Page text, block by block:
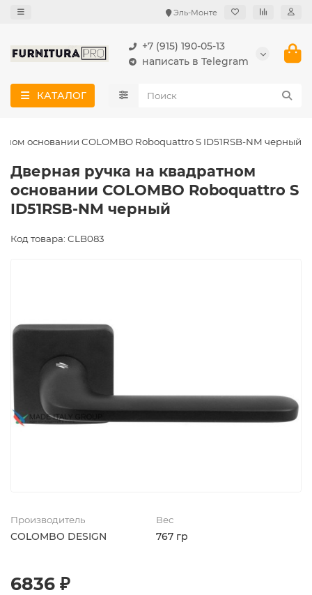
Эль-Монте
+7 (915) 190-05-13
написать в Telegram
КАТАЛОГ
основании COLOMBO Roboquattro S ID51RSB-NM черный
Дверная ручка на квадратном
основании COLOMBO Roboquattro S
ID51RSB-NM черный
Код товара: CLB083
Производитель
COLOMBO DESIGN
Вес
767 гр
6836 ₽